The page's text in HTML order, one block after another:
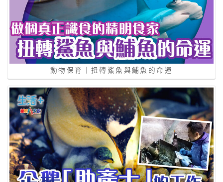
動物保育｜扭轉鯊魚與鯆魚的命運